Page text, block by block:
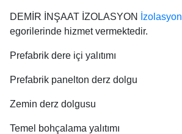
DEMİR İNŞAAT İZOLASYON İzolasyon
egorilerinde hizmet vermektedir.
Prefabrik dere içi yalıtımı
Prefabrik panelton derz dolgu
Zemin derz dolgusu
Temel bohçalama yalıtımı